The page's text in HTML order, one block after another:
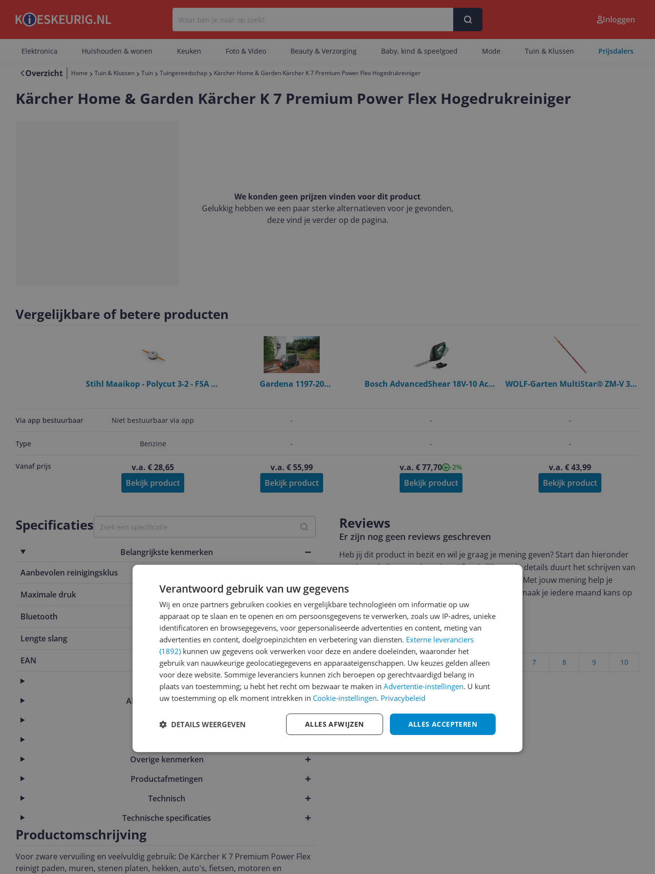
Er zijn geen categorieën gevonden.
Inloggen
Elektronica Huishouden & wonen Keuken Foto & Video Beauty & Verzorging Baby, kind & speelgoed Mode Tuin & Klussen Prijsdalers
Overzicht Home Tuin & Klussen Tuin Tuingereedschap Kärcher Home & Garden Kärcher K 7 Premium Power Flex Hogedrukreiniger
Kärcher Home & Garden Kärcher K 7 Premium Power Flex Hogedrukreiniger
We konden geen prijzen vinden voor dit product
Gelukkig hebben we een paar sterke alternatieven voor je gevonden,
deze vind je verder op de pagina.
Vergelijkbare of betere producten
Via app bestuurbaar
Type
Vanaf prijs
Stihl Maaikop - Polycut 3-2 - FSA 57
Niet bestuurbaar via app
Benzine
v.a. € 28,65
Bekijk product
Gardena 1197-20
-
-
v.a. € 55,99
Bekijk product
Bosch AdvancedShear 18V-10 Accu
-
-
v.a. € 77,70 -2%
Bekijk product
WOLF-Garten MultiStar® ZM-V 3 -
-
-
v.a. € 43,99
Bekijk product
Specificaties
Belangrijkste kenmerken
Aanbevolen reinigingsklus
Maximale druk 180 Hz
Bluetooth Nee
Lengte slang 4,58 m
EAN
4066529122766
Aansluitingen
Algemene kenmerken
Eigenschappen
Overige kenmerken
Productafmetingen
Technisch
Technische specificaties
Productomschrijving
Voor zware vervuiling en veelvuldig gebruik: De Kärcher K 7 Premium Power Flex
reinigt paden, muren, stenen platen, hekken, auto's, fietsen, motoren en
Reviews
Er zijn nog geen reviews geschreven
Heb jij dit product in bezit en wil je graag je mening geven? Start dan hieronder
met het schrijven van je review. Afhankelijk van de details duurt het schrijven van
een review gemiddeld tussen de 3 en 10 minuten. Met jouw mening help je
andere bezoekers een betere keuze te maken én maak je iedere maand kans op
€250,-! Klik hier voor de actievoorwaarden.
Cijfer
Welk cijfer geef jij dit product?
10
9
8
7
5
4
3
2
1
Vraag 1 van 4
Verantwoord gebruik van uw gegevens
Wij en onze partners gebruiken cookies en vergelijkbare technologieën om informatie op uw
apparaat op te slaan en te openen en om persoonsgegevens te verwerken, zoals uw IP-adres, unieke
identificatoren en browsegegevens, voor gepersonaliseerde advertenties en content, meting van
advertenties en content, doelgroepinzichten en verbetering van diensten. Externe leveranciers
(1892) kunnen uw gegevens ook verwerken voor deze en andere doeleinden, waaronder het
gebruik van nauwkeurige geolocatiegegevens en apparaateigenschappen. Uw keuzes gelden alleen
voor deze website. Sommige leveranciers kunnen zich beroepen op gerechtvaardigd belang in
plaats van toestemming; u hebt het recht om bezwaar te maken in Advertentie-instellingen. U kunt
uw toestemming op elk moment intrekken in Cookie-instellingen. Privacybeleid
ALLES ACCEPTEREN
ALLES AFWIJZEN
DETAILS WEERGEVEN